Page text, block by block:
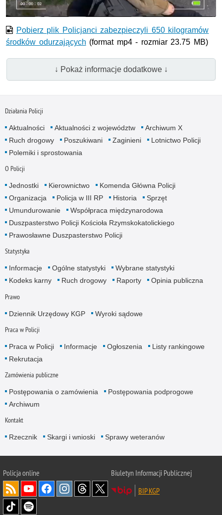
Pobierz plik Policjanci zabezpieczyli 650 kilogramów
środków odurzających (format mp4 - rozmiar 23.75 MB)
↓ Pokaż informacje dodatkowe ↓
Działania Policji
Aktualności Aktualności z województw
Archiwum X
Ruch drogowy
Poszukiwani Zaginieni
Lotnictwo Policji
Polemiki i sprostowania
O Policji
Jednostki Kierownictwo
Komenda Główna Policji
Organizacja
Policja w III RP Historia
Sprzęt
Umundurowanie
Współpraca międzynarodowa
Duszpasterstwo Policji Kościoła Rzymskokatolickiego
Prawosławne Duszpasterstwo Policji
Statystyka
Informacje Ogólne statystyki
Wybrane statystyki
Kodeks karny
Ruch drogowy Raporty Opinia publiczna
Prawo
Dziennik Urzędowy KGP Wyroki sądowe
Praca w Policji
Praca w Policji Informacje Ogłoszenia
Listy rankingowe
Rekrutacja
Zamówienia publiczne
Postępowania o zamówienia
Postępowania podprogowe
Archiwum
Kontakt
Rzecznik Skargi i wnioski Sprawy weteranów
Policjaonline
Biuletyn Informacji Publicznej
BIP KGP